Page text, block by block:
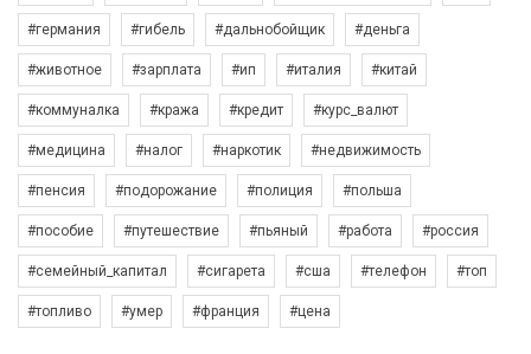
#германия #гибель #дальнобойщик #деньга
#животное #зарплата #ип #италия #китай
#коммуналка #кража #кредит #курс_валют
#медицина #налог #наркотик #недвижимость
#пенсия #подорожание #полиция #польша
#пособие #путешествие #пьяный #работа #россия
#семейный_капитал #сигарета #сша #телефон #топ
#топливо #умер #франция #цена